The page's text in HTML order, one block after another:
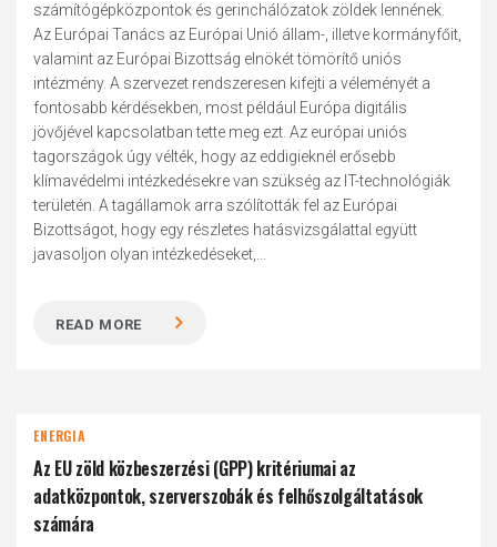
számítógépközpontok és gerinchálózatok zöldek lennének.
Az Európai Tanács az Európai Unió állam-, illetve kormányfőit,
valamint az Európai Bizottság elnökét tömörítő uniós
intézmény. A szervezet rendszeresen kifejti a véleményét a
fontosabb kérdésekben, most például Európa digitális
jövőjével kapcsolatban tette meg ezt. Az európai uniós
tagországok úgy vélték, hogy az eddigieknél erősebb
klímavédelmi intézkedésekre van szükség az IT-technológiák
területén. A tagállamok arra szólították fel az Európai
Bizottságot, hogy egy részletes hatásvizsgálattal együtt
javasoljon olyan intézkedéseket,...
READ MORE
ENERGIA
Az EU zöld közbeszerzési (GPP) kritériumai az
adatközpontok, szerverszobák és felhőszolgáltatások
számára